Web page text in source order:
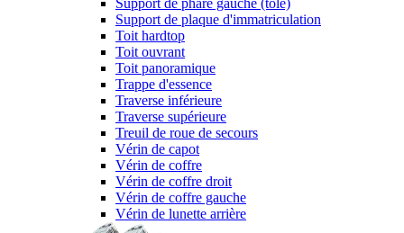
Support de phare gauche (tôle)
Support de plaque d'immatriculation
Toit hardtop
Toit ouvrant
Toit panoramique
Trappe d'essence
Traverse inférieure
Traverse supérieure
Treuil de roue de secours
Vérin de capot
Vérin de coffre
Vérin de coffre droit
Vérin de coffre gauche
Vérin de lunette arrière